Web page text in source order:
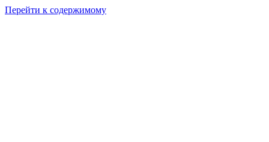
Перейти к содержимому